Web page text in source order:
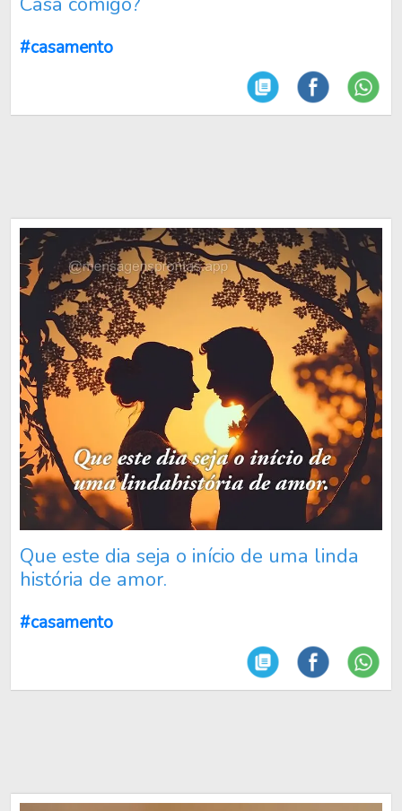
#casamento
Que este dia seja o início de uma linda
história de amor.
#casamento